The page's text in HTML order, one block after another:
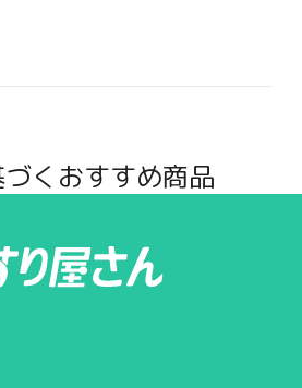
くおすすめ商品